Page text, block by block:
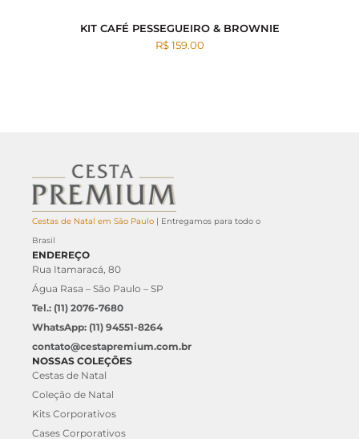
KIT CAFÉ PESSEGUEIRO & BROWNIE
R$ 159.00
Cestas de Natal em São Paulo | Entregamos para todo o
Brasil
ENDEREÇO
Rua Itamaracá, 80
Água Rasa – São Paulo – SP
Tel.: (11) 2076-7680
WhatsApp: (11) 94551-8264
contato@cestapremium.com.br
NOSSAS COLEÇÕES
Cestas de Natal
Coleção de Natal
Kits Corporativos
Cases Corporativos